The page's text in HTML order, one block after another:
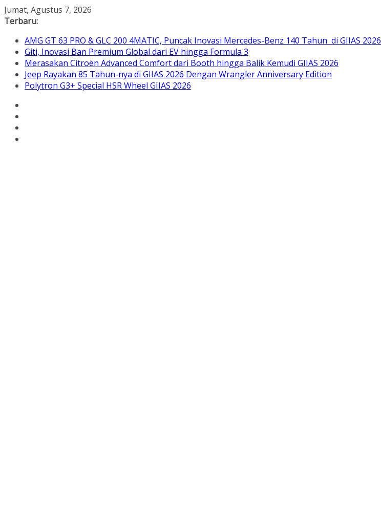
Skip
to
Jumat, Agustus 7, 2026
Terbaru:
AMG GT 63 PRO & GLC 200 4MATIC, Puncak Inovasi Mercedes-Benz 140 Tahun di GIIAS 2026
Giti, Inovasi Ban Premium Global dari EV hingga Formula 3
Merasakan Citroën Advanced Comfort dari Booth hingga Balik Kemudi GIIAS 2026
Jeep Rayakan 85 Tahun-nya di GIIAS 2026 Dengan Wrangler Anniversary Edition
Polytron G3+ Special HSR Wheel GIIAS 2026